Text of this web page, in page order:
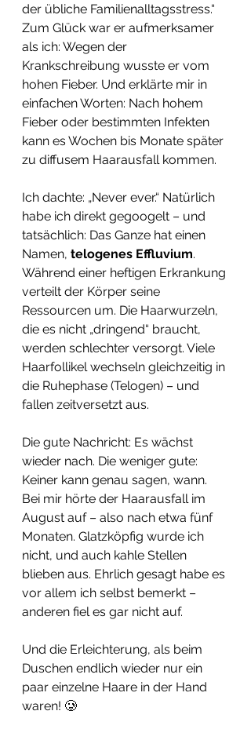
der übliche Familienalltagsstress.“
Zum Glück war er aufmerksamer
als ich: Wegen der
Krankschreibung wusste er vom
hohen Fieber. Und erklärte mir in
einfachen Worten: Nach hohem
Fieber oder bestimmten Infekten
kann es Wochen bis Monate später
zu diffusem Haarausfall kommen.
Ich dachte: „Never ever.“ Natürlich
habe ich direkt gegoogelt – und
tatsächlich: Das Ganze hat einen
Namen, telogenes Effluvium.
Während einer heftigen Erkrankung
verteilt der Körper seine
Ressourcen um. Die Haarwurzeln,
die es nicht „dringend“ braucht,
werden schlechter versorgt. Viele
Haarfollikel wechseln gleichzeitig in
die Ruhephase (Telogen) – und
fallen zeitversetzt aus.
Die gute Nachricht: Es wächst
wieder nach. Die weniger gute:
Keiner kann genau sagen, wann.
Bei mir hörte der Haarausfall im
August auf – also nach etwa fünf
Monaten. Glatzköpfig wurde ich
nicht, und auch kahle Stellen
blieben aus. Ehrlich gesagt habe es
vor allem ich selbst bemerkt –
anderen fiel es gar nicht auf.
Und die Erleichterung, als beim
Duschen endlich wieder nur ein
paar einzelne Haare in der Hand
waren! 🥲